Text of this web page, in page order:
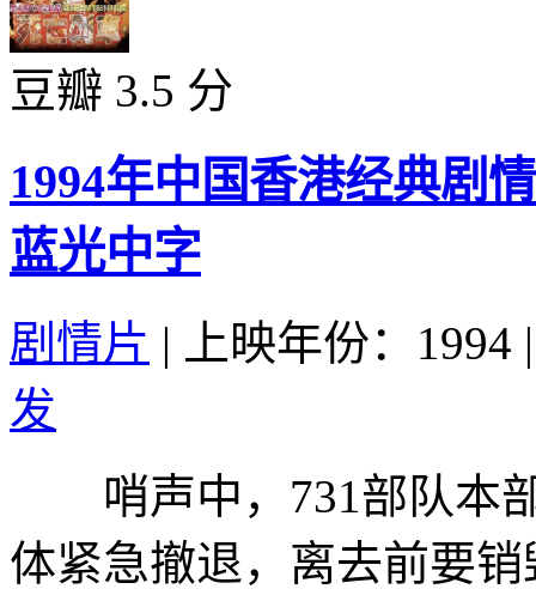
豆瓣 3.5 分
1994年中国香港经典剧
蓝光中字
剧情片 | 上映年份：1994 |
发
哨声中，731部队本部
体紧急撤退，离去前要